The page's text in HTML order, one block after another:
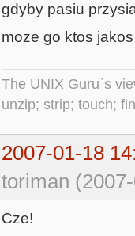
gdyby pasiu
moze go ktos
The UNIX Guru`s
unzip; strip; touch;
2007-01-18
toriman
Cze!